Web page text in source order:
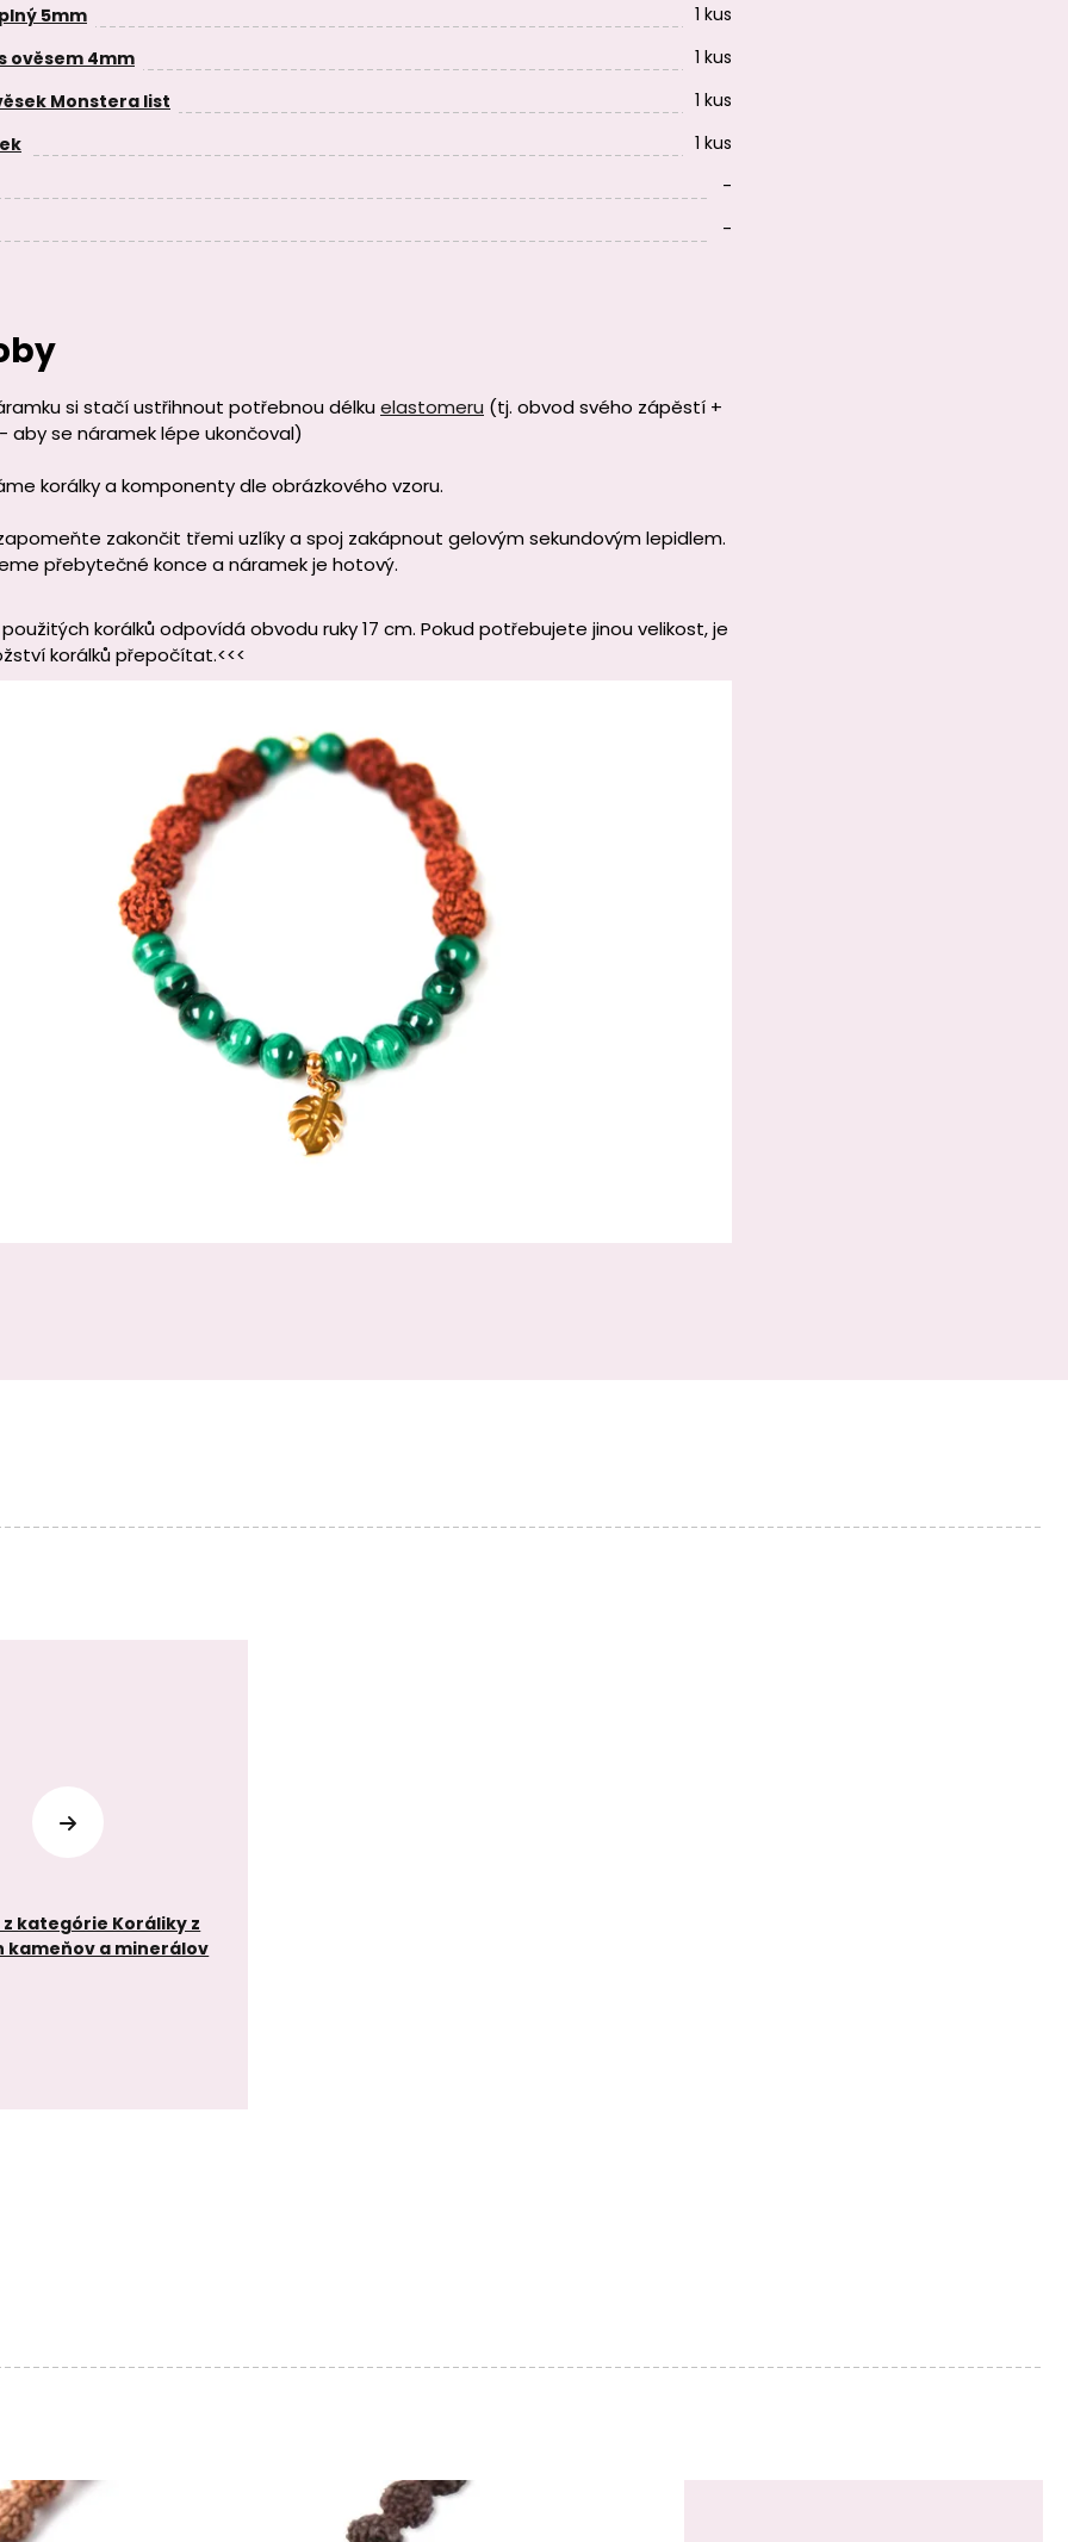
5mm
1 kus
ověsem 4mm
1 kus
Monstera list
1 kus
1 kus
-
-
si stačí ustřihnout potřebnou délku elastomeru (tj. obvod svého zápěstí +
aby se náramek lépe ukončoval)
korálky a komponenty dle obrázkového vzoru.
zakončit třemi uzlíky a spoj zakápnout gelovým sekundovým lepidlem.
přebytečné konce a náramek je hotový.
použitých korálků odpovídá obvodu ruky 17 cm. Pokud potřebujete jinou velikost, je
korálků přepočítat.<<<
kategórie Koráliky z
kameňov a minerálov